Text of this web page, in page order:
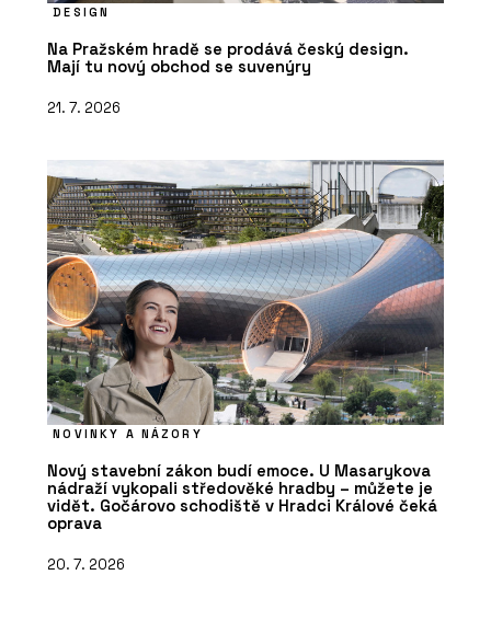
DESIGN
Na Pražském hradě se prodává český design.
Mají tu nový obchod se suvenýry
21. 7. 2026
NOVINKY A NÁZORY
Nový stavební zákon budí emoce. U Masarykova
nádraží vykopali středověké hradby – můžete je
vidět. Gočárovo schodiště v Hradci Králové čeká
oprava
20. 7. 2026